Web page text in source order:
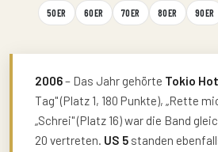
50ER 60ER 70ER 80ER 90ER
2006– Das Jahr gehörte Tokio
Tag" (Platz 1, 180 Punkte), „Rette
„Schrei" (Platz 16) war die Band
20 vertreten. US 5 standen